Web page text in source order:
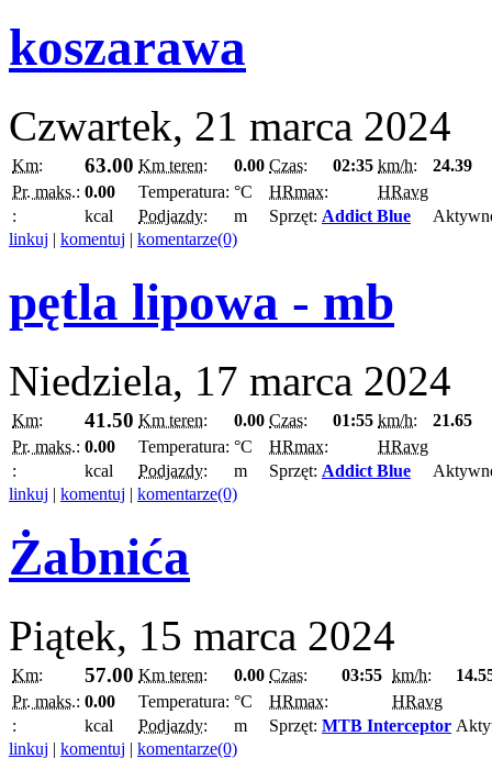
koszarawa
Czwartek, 21 marca 2024
Km: 63.00 Km teren: 0.00 Czas: 02:35 km/h:
24.39
Pr. maks.: 0.00 Temperatura: °C HRmax:
HRavg
:
kcal Podjazdy: m Sprzęt: Addict Blue
linkuj | komentuj | komentarze(0)
pętla lipowa - mb
Niedziela, 17 marca 2024
Km: 41.50 Km teren: 0.00 Czas: 01:55 km/h:
21.65
Pr. maks.: 0.00 Temperatura: °C HRmax:
HRavg
:
kcal Podjazdy: m Sprzęt: Addict Blue
linkuj | komentuj | komentarze(0)
Żabnića
Piątek, 15 marca 2024
Km: 57.00 Km teren: 0.00 Czas: 03:55 km/h:
Pr. maks.: 0.00 Temperatura: °C HRmax:
HRavg
:
kcal Podjazdy: m Sprzęt: MTB Interceptor
linkuj | komentuj | komentarze(0)